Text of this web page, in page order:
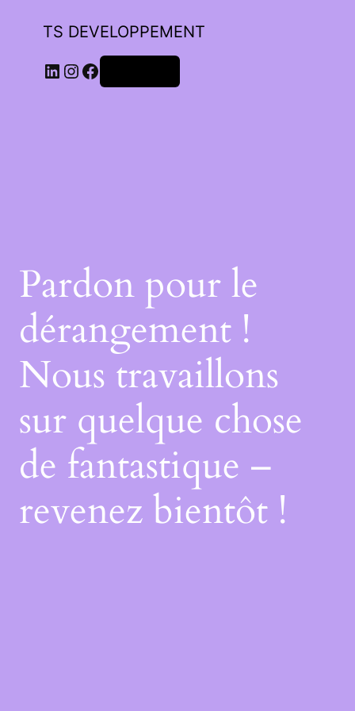
TS DEVELOPPEMENT
Pardon pour le
dérangement !
Nous travaillons
sur quelque chose
de fantastique –
revenez bientôt !